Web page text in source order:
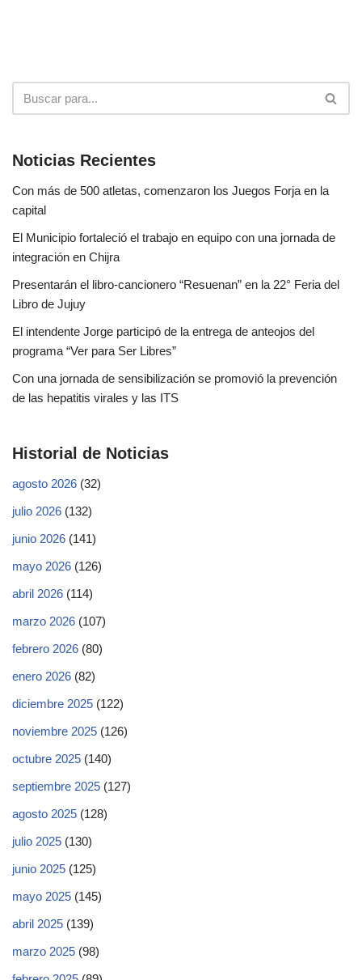
Noticias Recientes
Con más de 500 atletas, comenzaron los Juegos Forja en la
capital
El Municipio fortaleció el trabajo en equipo con una jornada de
integración en Chijra
Presentarán el libro-cancionero “Resuenan” en la 22° Feria del
Libro de Jujuy
El intendente Jorge participó de la entrega de anteojos del
programa “Ver para Ser Libres”
Con una jornada de sensibilización se promovió la prevención
de las hepatitis virales y las ITS
Historial de Noticias
agosto 2026 (32)
julio 2026 (132)
junio 2026 (141)
mayo 2026 (126)
abril 2026 (114)
marzo 2026 (107)
febrero 2026 (80)
enero 2026 (82)
diciembre 2025 (122)
noviembre 2025 (126)
octubre 2025 (140)
septiembre 2025 (127)
agosto 2025 (128)
julio 2025 (130)
junio 2025 (125)
mayo 2025 (145)
abril 2025 (139)
marzo 2025 (98)